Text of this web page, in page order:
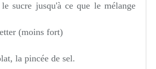
sucre jusqu'à ce que le mélange
(moins fort)
la pincée de sel.